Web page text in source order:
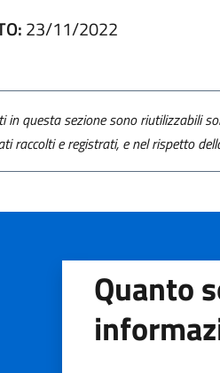
23/11/2022
in questa sezione sono riutilizzabili
raccolti e registrati, e nel rispetto
Quanto